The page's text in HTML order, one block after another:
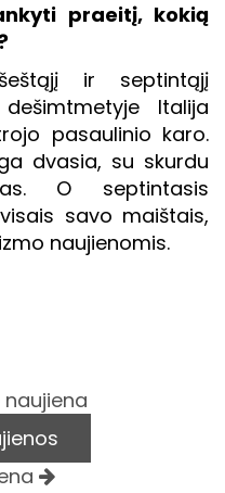
praeitį, kokią
ir septintąjį
Italija
pasaulinio karo.
dvasia, su skurdu
O septintasis
savo maištais,
naujienomis.